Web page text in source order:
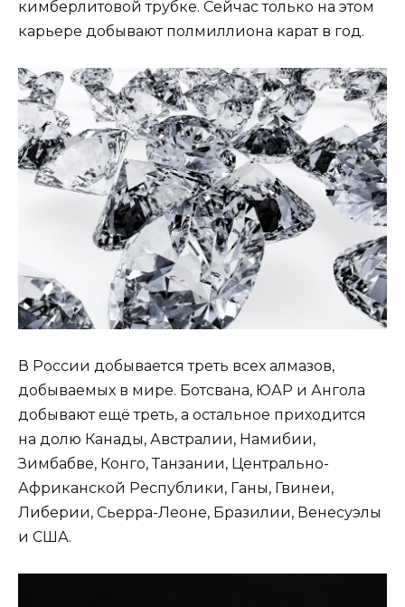
кимберлитовой трубке. Сейчас только на этом
карьере добывают полмиллиона карат в год.
В России добывается треть всех алмазов,
добываемых в мире. Ботсвана, ЮАР и Ангола
добывают ещё треть, а остальное приходится
на долю Канады, Австралии, Намибии,
Зимбабве, Конго, Танзании, Центрально-
Африканской Республики, Ганы, Гвинеи,
Либерии, Сьерра-Леоне, Бразилии, Венесуэлы
и США.